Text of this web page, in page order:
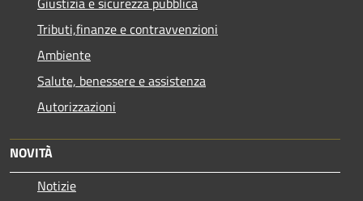
Tributi,finanze e contravvenzioni
Ambiente
Salute, benessere e assistenza
Autorizzazioni
NOVITÀ
Notizie